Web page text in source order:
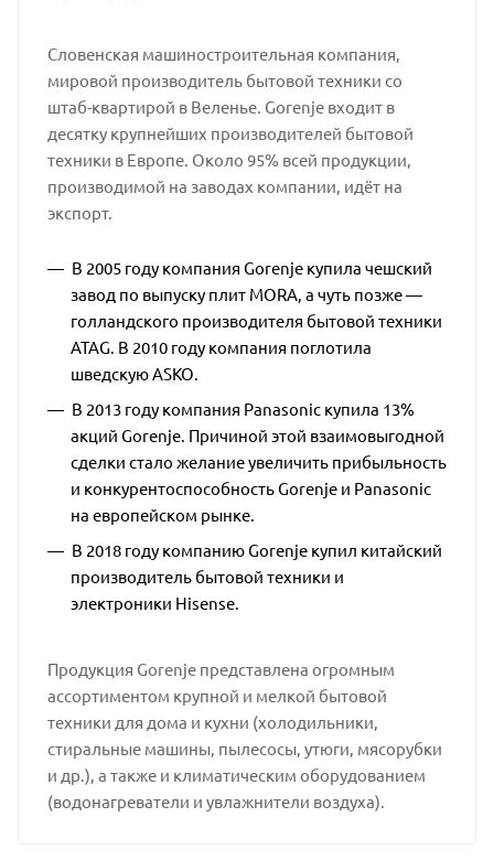
Cловенская машиностроительная компания,
мировой производитель бытовой техники со
штаб-квартирой в Веленье. Gorenje входит в
десятку крупнейших производителей бытовой
техники в Европе. Около 95% всей продукции,
производимой на заводах компании, идёт на
экспорт.
В 2005 году компания Gorenje купила чешский
завод по выпуску плит MORA, а чуть позже —
голландского производителя бытовой техники
ATAG. В 2010 году компания поглотила
шведскую ASKO.
В 2013 году компания Panasonic купила 13%
акций Gorenje. Причиной этой взаимовыгодной
сделки стало желание увеличить прибыльность
и конкурентоспособность Gorenje и Panasonic
на европейском рынке.
В 2018 году компанию Gorenje купил китайский
производитель бытовой техники и
электроники Hisense.
Продукция Gorenje представлена огромным
ассортиментом крупной и мелкой бытовой
техники для дома и кухни (холодильники,
стиральные машины, пылесосы, утюги, мясорубки
и др.), а также и климатическим оборудованием
(водонагреватели и увлажнители воздуха).